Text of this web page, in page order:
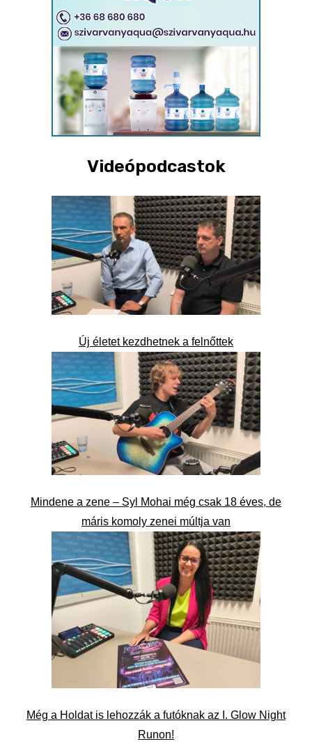
Videópodcastok
Új életet kezdhetnek a felnőttek
Mindene a zene – Syl Mohai még csak 18 éves, de
máris komoly zenei múltja van
Még a Holdat is lehozzák a futóknak az I. Glow Night
Runon!